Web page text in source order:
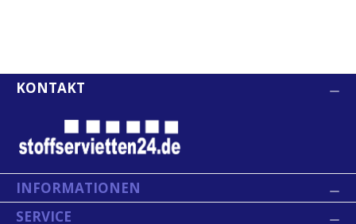
KONTAKT
INFORMATIONEN
SERVICE